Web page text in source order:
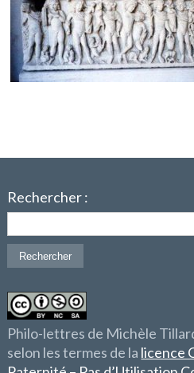
Rechercher :
Philo-lettres de Michèle
selon les termes de la licence